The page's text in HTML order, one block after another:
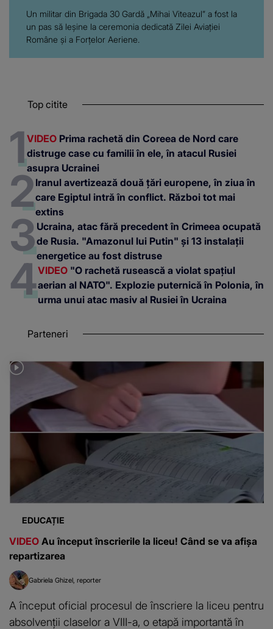
Un militar din Brigada 30 Gardă „Mihai Viteazul” a fost la
un pas să leşine la ceremonia dedicată Zilei Aviației
Române și a Forțelor Aeriene.
Top citite
VIDEO Prima rachetă din Coreea de Nord care
distruge case cu familii în ele, în atacul Rusiei
asupra Ucrainei
Iranul avertizează două țări europene, în ziua în
care Egiptul intră în conflict. Război tot mai
extins
Ucraina, atac fără precedent în Crimeea ocupată
de Rusia. "Amazonul lui Putin" și 13 instalații
energetice au fost distruse
VIDEO "O rachetă rusească a violat spațiul
aerian al NATO". Explozie puternică în Polonia, în
urma unui atac masiv al Rusiei în Ucraina
Parteneri
EDUCAȚIE
VIDEO Au început înscrierile la liceu! Când se va afișa
repartizarea
Gabriela Ghizel reporter
A început oficial procesul de înscriere la liceu pentru
absolvenții claselor a VIII-a, o etapă importantă în